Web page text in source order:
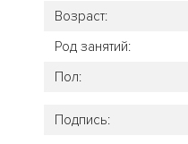
Возраст:
Род занятий:
Пол:
Подпись: